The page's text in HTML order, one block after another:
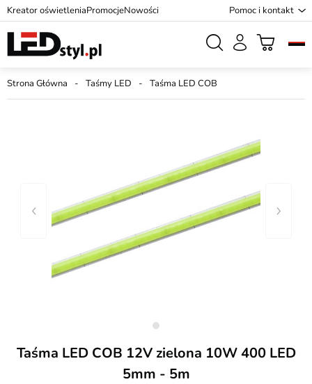
Kreator oświetleniaPromocjeNowości Pomoc i kontakt
Strona Główna Taśmy LED Taśma LED COB
Taśma LED COB 12V zielona 10W 400 LED
5mm - 5m